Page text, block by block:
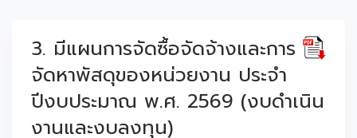
3. มีแผนการจัดซื้อจัดจ้างและการ
จัดหาพัสดุของหน่วยงาน ประจำ
ปีงบประมาณ พ.ศ. 2569 (งบดำเนิน
งานและงบลงทุน)